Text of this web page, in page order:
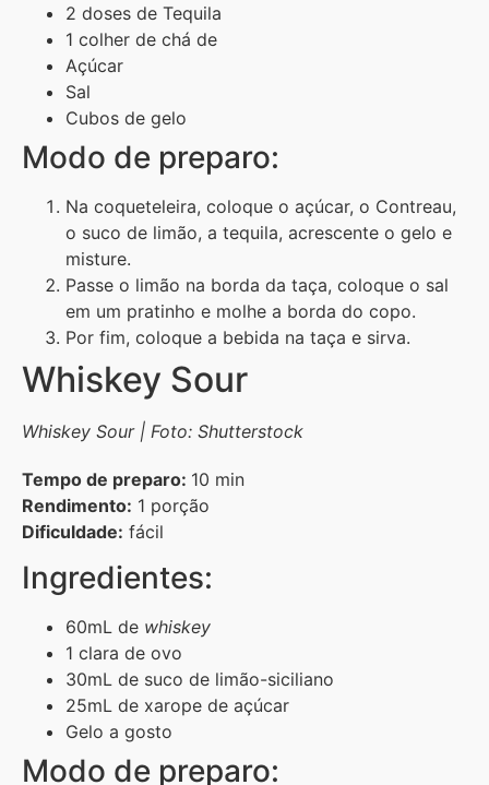
2 doses de Tequila
1 colher de chá de
Açúcar
Sal
Cubos de gelo
Modo de preparo:
Na coqueteleira, coloque o açúcar, o Contreau,
o suco de limão, a tequila, acrescente o gelo e
misture.
Passe o limão na borda da taça, coloque o sal
em um pratinho e molhe a borda do copo.
Por fim, coloque a bebida na taça e sirva.
Whiskey Sour
Whiskey Sour | Foto: Shutterstock
Tempo de preparo: 10 min
Rendimento: 1 porção
Dificuldade: fácil
Ingredientes:
60mL de whiskey
1 clara de ovo
30mL de suco de limão-siciliano
25mL de xarope de açúcar
Gelo a gosto
Modo de preparo: